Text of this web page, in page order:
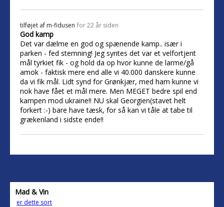
tilføjet af m-fidusen for 22 år siden
God kamp
Det var dælme en god og spænende kamp.. især i
parken - fed stemning! Jeg syntes det var et velfortjent
mål tyrkiet fik - og hold da op hvor kunne de larme/gå
amok - faktisk mere end alle vi 40.000 danskere kunne
da vi fik mål. Lidt synd for Grønkjær, med ham kunne vi
nok have fået et mål mere. Men MEGET bedre spil end
kampen mod ukraine!! NU skal Georgien(stavet helt
forkert :-) bare have tæsk, for så kan vi tåle at tabe til
grækenland i sidste ende!!
Mad & Vin
er dette sort